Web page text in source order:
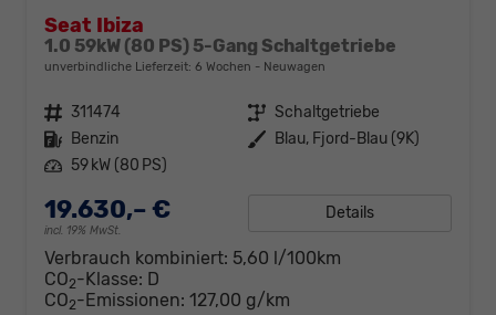
Seat Ibiza
1.0 59kW (80 PS) 5-Gang Schaltgetriebe
unverbindliche Lieferzeit: 6 Wochen Neuwagen
Fahrzeugnr. 311474 Getriebe Schaltgetriebe
Kraftstoff Benzin Außenfarbe Blau, Fjord-Blau (9K)
Leistung 59 kW (80 PS)
19.630,– €
incl. 19% MwSt.
Details
Verbrauch kombiniert: 5,60 l/100km
CO2-Klasse: D
CO2-Emissionen: 127,00 g/km